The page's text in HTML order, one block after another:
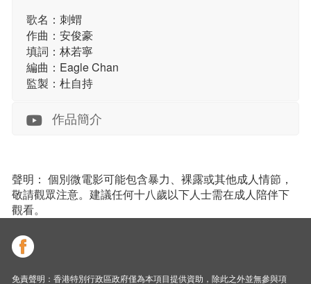
歌名：刺蝟
作曲：安俊豪
填詞：林若寧
編曲：Eagle Chan
監製：杜自持
作品簡介
聲明： 個別微電影可能包含暴力、裸露或其他成人情節，
敬請觀眾注意。建議任何十八歲以下人士需在成人陪伴下
觀看。
免責聲明：香港特別行政區政府僅為本項目提供資助，除此之外並無參與項